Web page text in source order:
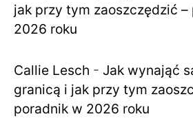
jak przy tym zaoszczędzić –
2026 roku
Callie Lesch - Jak wynająć
granicą i jak przy tym
poradnik w 2026 roku